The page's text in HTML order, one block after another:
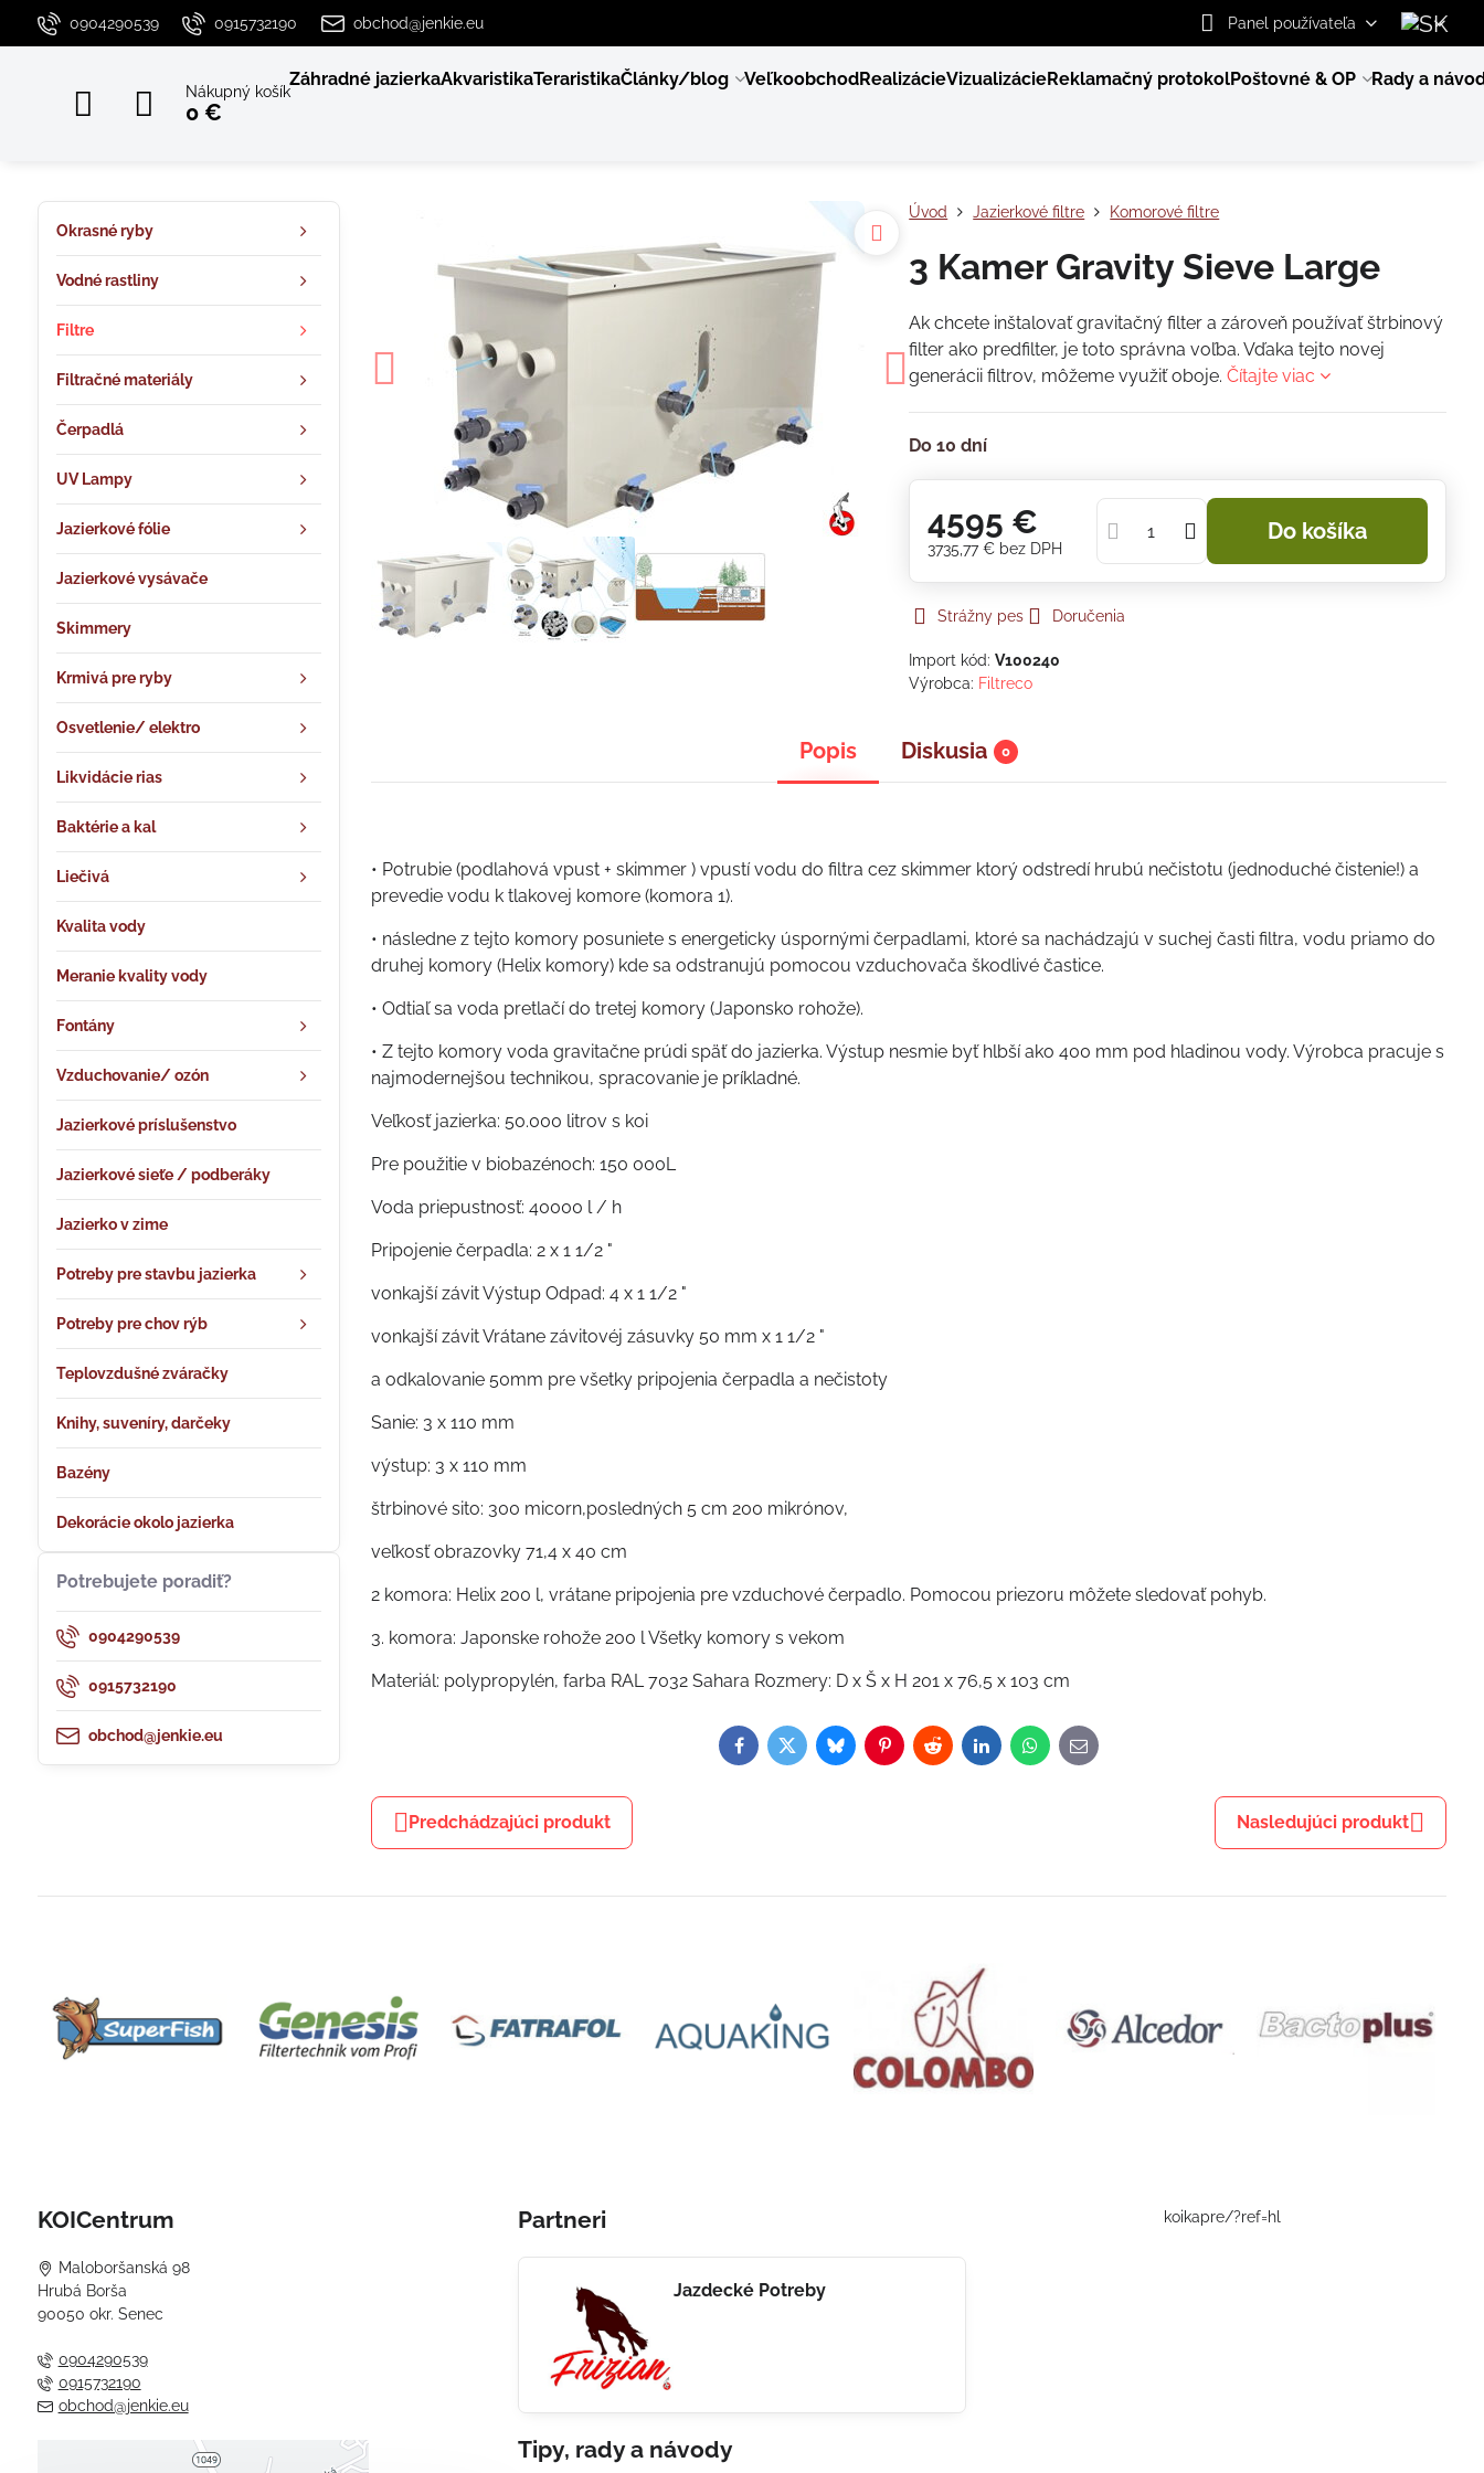
0904290539 0915732190 obchod@jenkie.eu Panel používateľa
Nákupný košík
0 €
Záhradné jazierkaAkvaristikaTeraristikaČlánky/blog VeľkoobchodRealizácieVizualizácieReklamačný protokolPoštovné & OP Rady a
Úvod Jazierkové filtre Komorové filtre
3 Kamer Gravity Sieve Large
Ak chcete inštalovať gravitačný filter a zároveň používať štrbinový
filter ako predfilter, je toto správna voľba. Vďaka tejto novej
generácii filtrov, môžeme využiť oboje.Čítajte viac
Do 10 dní
4595 €
3735,77 € bez DPH
Do košíka
Strážny pes Doručenia
Import kód:V100240
Výrobca: Filtreco
Popis Diskusia 0
• Potrubie (podlahová vpust + skimmer ) vpustí vodu do filtra cez skimmer ktorý odstredí hrubú nečistotu (jednoduché čistenie!) a
prevedie vodu k tlakovej komore (komora 1).
• následne z tejto komory posuniete s energeticky úspornými čerpadlami, ktoré sa nachádzajú v suchej časti filtra, vodu priamo do
druhej komory (Helix komory) kde sa odstranujú pomocou vzduchovača škodlivé častice.
• Odtiaľ sa voda pretlačí do tretej komory (Japonsko rohože).
• Z tejto komory voda gravitačne prúdi späť do jazierka. Výstup nesmie byť hlbší ako 400 mm pod hladinou vody. Výrobca pracuje s
najmodernejšou technikou, spracovanie je príkladné.
Veľkosť jazierka: 50.000 litrov s koi
Pre použitie v biobazénoch: 150 000L
Voda priepustnosť: 40000 l / h
Pripojenie čerpadla: 2 x 1 1/2 "
vonkajší závit Výstup Odpad: 4 x 1 1/2 "
vonkajší závit Vrátane závitovéj zásuvky 50 mm x 1 1/2 "
a odkalovanie 50mm pre všetky pripojenia čerpadla a nečistoty
Sanie: 3 x 110 mm
výstup: 3 x 110 mm
štrbinové sito: 300 micorn,posledných 5 cm 200 mikrónov,
veľkosť obrazovky 71,4 x 40 cm
2 komora: Helix 200 l, vrátane pripojenia pre vzduchové čerpadlo. Pomocou priezoru môžete sledovať pohyb.
3. komora: Japonske rohože 200 l Všetky komory s vekom
Materiál: polypropylén, farba RAL 7032 Sahara Rozmery: D x Š x H 201 x 76,5 x 103 cm
Facebook
TwitterBlueskyPinterestRedditLinkedInWhatsApp
E-
mail
Predchádzajúci produkt Nasledujúci produkt
Okrasné ryby
Vodné rastliny
Filtre
Filtračné materiály
Čerpadlá
UV Lampy
Jazierkové fólie
Jazierkové vysávače
Skimmery
Krmivá pre ryby
Osvetlenie/ elektro
Likvidácie rias
Baktérie a kal
Liečivá
Kvalita vody
Meranie kvality vody
Fontány
Vzduchovanie/ ozón
Jazierkové príslušenstvo
Jazierkové sieťe / podberáky
Jazierko v zime
Potreby pre stavbu jazierka
Potreby pre chov rýb
Teplovzdušné zváračky
Knihy, suveníry, darčeky
Bazény
Dekorácie okolo jazierka
Potrebujete poradiť?
0904290539
0915732190
obchod@jenkie.eu
KOICentrum
Maloboršanská 98
Hrubá Borša
90050 okr. Senec
0904290539
0915732190
obchod@jenkie.eu
Partneri
Jazdecké Potreby
Tipy, rady a návody
koikapre/?ref=hl